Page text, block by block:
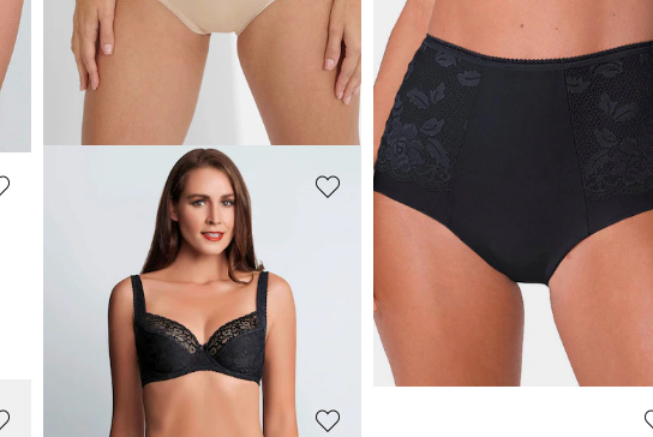
MISS MARY
Panty rafraîchissant
29,95 €
MISS MARY
Panty rafraîchissant
29,95 €
NAOMI & NICOLE
Gaine-culotte à taille haute
MISS MARY
Culotte gainante en coton
34,95 €